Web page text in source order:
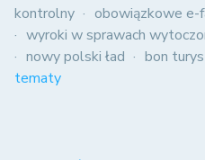
kontrolny
obowiązkowe e-
wyroki w sprawach
nowy polski ład
bon
tematy